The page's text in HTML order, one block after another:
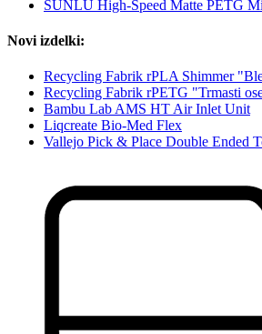
SUNLU High-Speed Matte PETG
Novi izdelki:
Recycling Fabrik rPLA Shimmer
Recycling Fabrik rPETG "Trmasti
Bambu Lab AMS HT Air Inlet Unit
Liqcreate Bio-Med Flex
Vallejo Pick & Place Double Ended